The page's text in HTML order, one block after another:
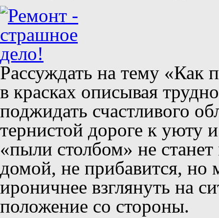
Рассуждать на тему «Как
в красках описывая
поджидать счастливого
тернистой дороге к уюту
«пыли столбом» не
домой, не прибавится, но
ироничнее взглянуть на
положение со стороны.